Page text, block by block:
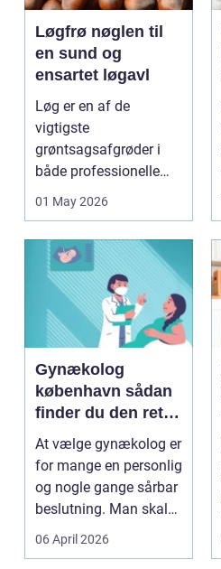
Løgfrø nøglen til
en sund og
ensartet løgavl
Løg er en af de
vigtigste
grøntsagsafgrøder i
både professionelle
køkkenhaver og større
landbrugspro...
01 May 2026
Gynækolog
københavn sådan
finder du den rette
specialist
At vælge gynækolog er
for mange en personlig
og nogle gange sårbar
beslutning. Man skal
både føle si...
06 April 2026